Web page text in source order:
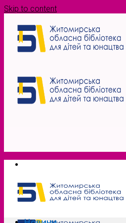
Skip to content